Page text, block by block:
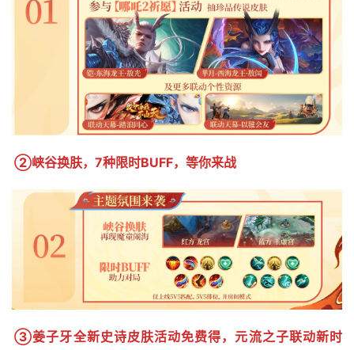
②峡谷换肤，7种限时BUFF，等你来战
③姜子牙全新史诗皮肤活动免费得，元流之子联动新时